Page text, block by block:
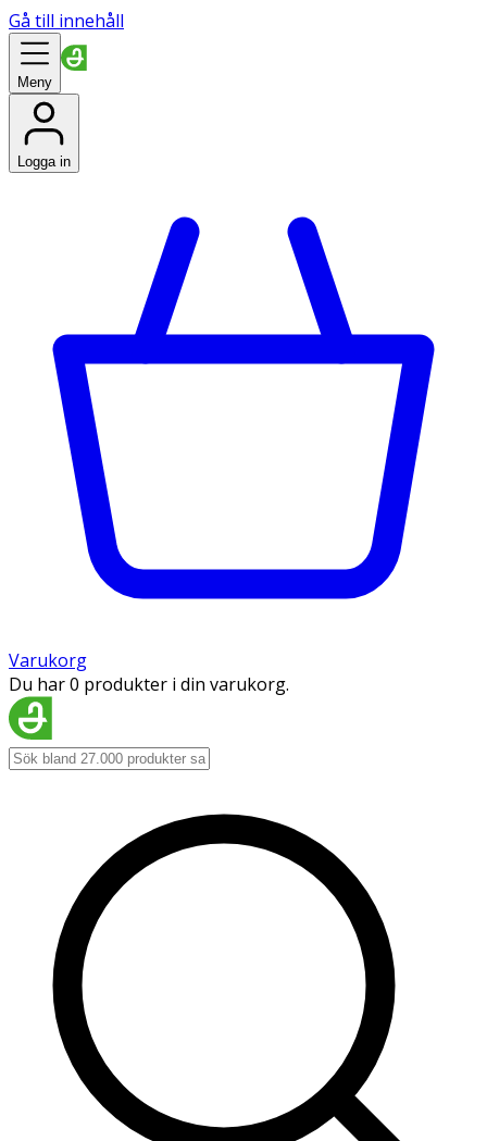
Gå till innehåll
Meny
Logga in
Varukorg
Du har 0 produkter i din varukorg.